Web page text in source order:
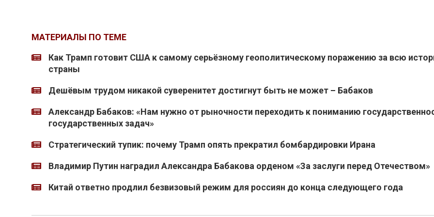
МАТЕРИАЛЫ ПО ТЕМЕ
Как Трамп готовит США к самому серьёзному геополитическому поражению за всю
страны
Дешёвым трудом никакой суверенитет достигнут быть не может – Бабаков
Александр Бабаков: «Нам нужно от рыночности переходить к пониманию
государственных задач»
Стратегический тупик: почему Трамп опять прекратил бомбардировки Ирана
Владимир Путин наградил Александра Бабакова орденом «За заслуги перед Отечеством»
Китай ответно продлил безвизовый режим для россиян до конца следующего года